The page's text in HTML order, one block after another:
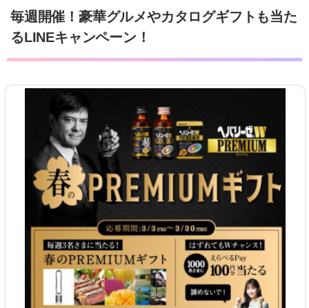
毎週開催！豪華グルメやカタログギフトも当た
るLINEキャンペーン！